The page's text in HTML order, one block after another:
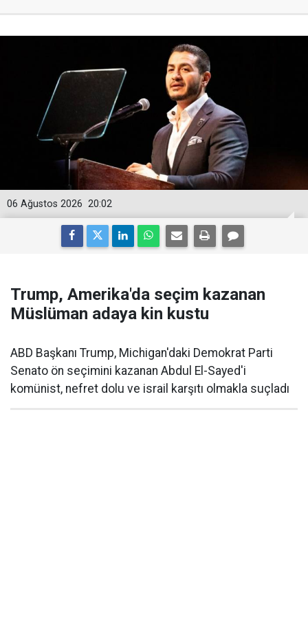
20:02
06 Ağustos 2026
Trump, Amerika'da seçim kazanan
Müslüman adaya kin kustu
ABD Başkanı Trump, Michigan'daki Demokrat Parti
Senato ön seçimini kazanan Abdul El-Sayed'i
komünist, nefret dolu ve israil karşıtı olmakla suçladı